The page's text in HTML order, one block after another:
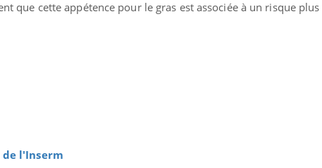
que cette appétence pour le gras est associée à un risque
de l'Inserm